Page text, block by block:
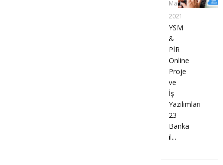
Mart
2021
YSM
&
PİR
Online
Proje
ve
İş
Yazılımları
23
Banka
il...